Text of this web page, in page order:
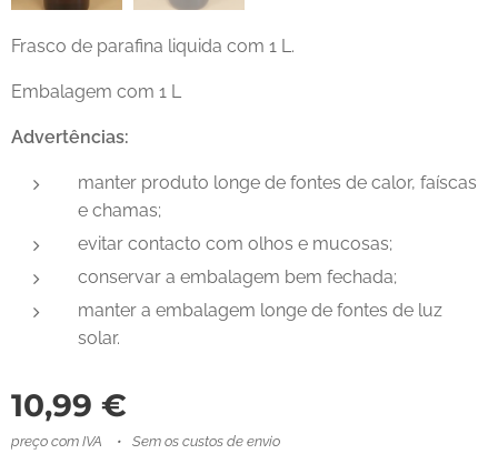
Frasco de parafina liquida com 1 L.
Embalagem com 1 L
Advertências:
manter produto longe de fontes de calor, faíscas
e chamas;
evitar contacto com olhos e mucosas;
conservar a embalagem bem fechada;
manter a embalagem longe de fontes de luz
solar.
10,99 €
preço com IVA Sem os custos de envio